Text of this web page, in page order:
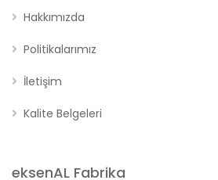
Hakkımızda
Politikalarımız
İletişim
Kalite Belgeleri
eksenAL Fabrika